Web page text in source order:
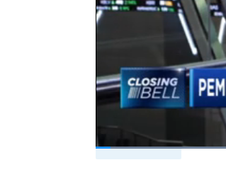
01/03/2019) berikut ini
#kementerian keuangan
#infrastruktur